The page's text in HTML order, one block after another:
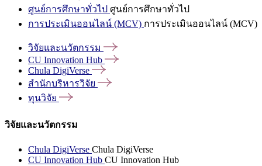
ศูนย์การศึกษาทั่วไป ศูนย์การศึกษาทั่วไป
การประเมินออนไลน์ (MCV) การประเมินออนไลน์ (MCV)
วิจัยและนวัตกรรม
CU Innovation Hub
Chula DigiVerse
สำนักบริหารวิจัย
ทุนวิจัย
วิจัยและนวัตกรรม
Chula DigiVerse Chula DigiVerse
CU Innovation Hub CU Innovation Hub